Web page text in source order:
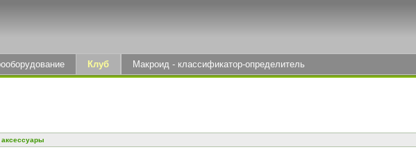
Клуб Макроид - классификатор-определитель